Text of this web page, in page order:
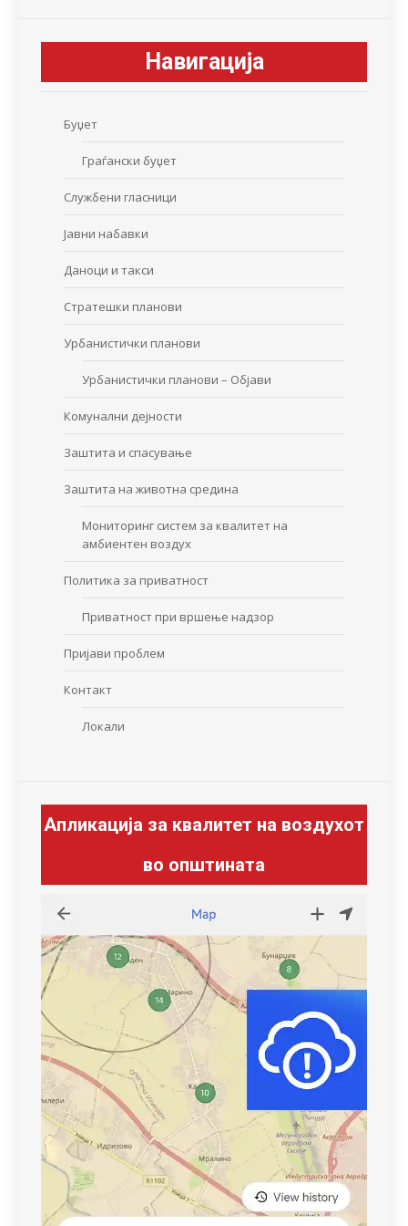
Навигација
Буџет
Граѓански буџет
Службени гласници
Јавни набавки
Даноци и такси
Стратешки планови
Урбанистички планови
Урбанистички планови – Објави
Комунални дејности
Заштита и спасување
Заштита на животна средина
Мониторинг систем за квалитет на
амбиентен воздух
Политика за приватност
Приватност при вршење надзор
Пријави проблем
Контакт
Локали
Апликација за квалитет на воздухот
во општината